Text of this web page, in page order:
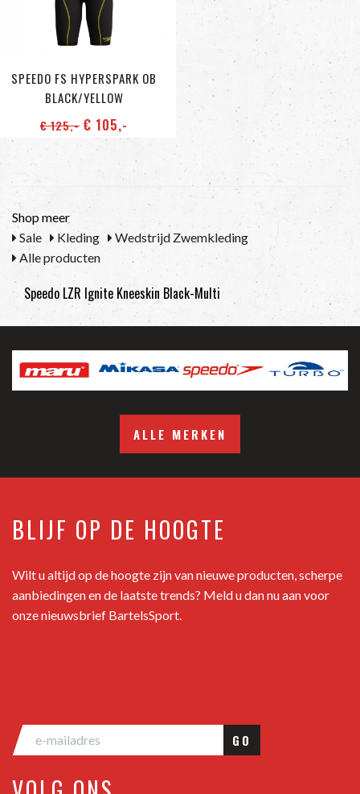
SPEEDO FS HYPERSPARK OB
BLACK/YELLOW
€ 125,- € 105,-
Shop meer
Sale
Kleding
Wedstrijd Zwemkleding
Alle producten
Speedo LZR Ignite Kneeskin Black-Multi
ALLE MERKEN
BLIJF OP DE HOOGTE
Wilt u altijd op de hoogte zijn van nieuwe producten, scherpe
aanbiedingen en de laatste trends? Meld u dan nu aan voor
onze nieuwsbrief BartelsSport.
GO